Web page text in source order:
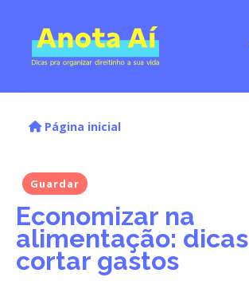
Página inicial
Guardar
Economizar na
alimentação:
cortar gastos